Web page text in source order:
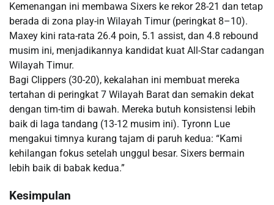
Kemenangan ini membawa Sixers ke rekor 28-21 dan tetap
berada di zona play-in Wilayah Timur (peringkat 8–10).
Maxey kini rata-rata 26.4 poin, 5.1 assist, dan 4.8 rebound
musim ini, menjadikannya kandidat kuat All-Star cadangan
Wilayah Timur.
Bagi Clippers (30-20), kekalahan ini membuat mereka
tertahan di peringkat 7 Wilayah Barat dan semakin dekat
dengan tim-tim di bawah. Mereka butuh konsistensi lebih
baik di laga tandang (13-12 musim ini). Tyronn Lue
mengakui timnya kurang tajam di paruh kedua: “Kami
kehilangan fokus setelah unggul besar. Sixers bermain
lebih baik di babak kedua.”
Kesimpulan